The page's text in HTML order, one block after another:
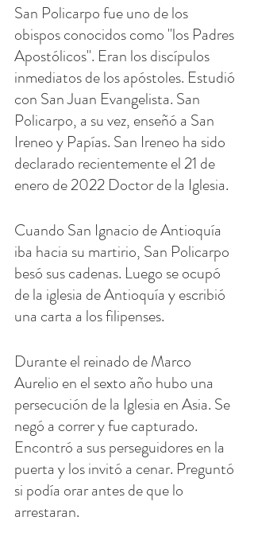
San Policarpo fue uno de los
obispos conocidos como "los Padres
Apostólicos". Eran los discípulos
inmediatos de los apóstoles. Estudió
con San Juan Evangelista. San
Policarpo, a su vez, enseñó a San
Ireneo y Papías. San Ireneo ha sido
declarado recientemente el 21 de
enero de 2022 Doctor de la Iglesia.
Cuando San Ignacio de Antioquía
iba hacia su martirio, San Policarpo
besó sus cadenas. Luego se ocupó
de la iglesia de Antioquía y escribió
una carta a los filipenses.
Durante el reinado de Marco
Aurelio en el sexto año hubo una
persecución de la Iglesia en Asia. Se
negó a correr y fue capturado.
Encontró a sus perseguidores en la
puerta y los invitó a cenar. Preguntó
si podía orar antes de que lo
arrestaran.